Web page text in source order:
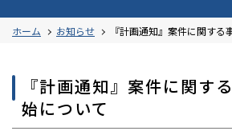
ホーム お知らせ 『計画通知』案件に関す
『計画通知』案件に関す
始について